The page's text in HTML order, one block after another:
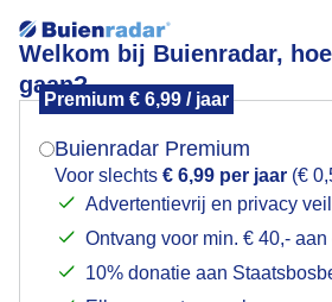
Welkom bij Buienradar,
gaan?
Premium € 6,99 / jaar
Buienradar Premium
Voor slechts € 6,99 per jaar (€
Advertentievrij en privacy
Ontvang voor min. € 40,-
10% donatie aan
Grijze dag, zelf kleur zoeken.
Mogen we je locatie
Indien je hier nog geen akkoord
verschijnt er zo een pop-up uit